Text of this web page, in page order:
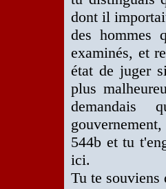
dont il
des hommes
examinés, et
état de juger
plus
demandais
544b et tu
ici.
Tu te souviens